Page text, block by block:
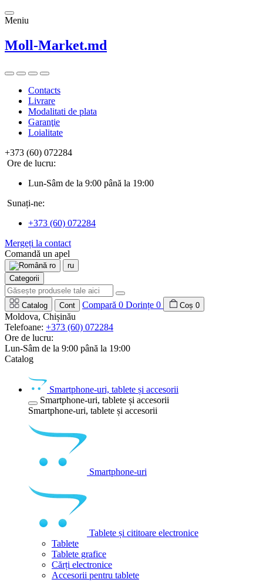
Meniu
Moll-Market.md
Contacts
Livrare
Modalitati de plata
Garanţie
Loialitate
+373 (60) 072284
Ore de lucru:
Lun-Sâm de la 9:00 până la 19:00
Sunați-ne:
+373 (60) 072284
Mergeți la contact
Comandă un apel
ro
ru
Categorii
Catalog Cont Compară 0 Dorințe 0 Coș 0
Moldova, Chișinău
Telefoane: +373 (60) 072284
Ore de lucru:
Lun-Sâm de la 9:00 până la 19:00
Catalog
Smartphone-uri, tablete și accesorii
Smartphone-uri, tablete și accesorii
Smartphone-uri, tablete și accesorii
Smartphone-uri
Tablete și cititoare electronice
Tablete
Tablete grafice
Cărți electronice
Accesorii pentru tablete